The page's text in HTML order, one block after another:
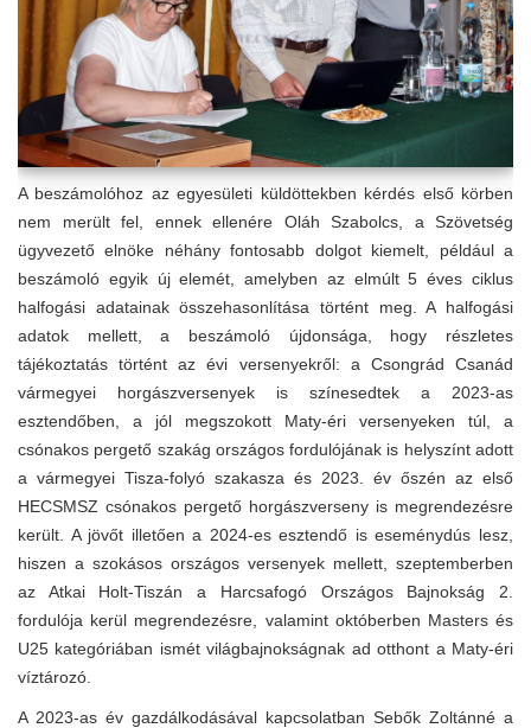
A beszámolóhoz az egyesületi küldöttekben kérdés első körben
nem merült fel, ennek ellenére Oláh Szabolcs, a Szövetség
ügyvezető elnöke néhány fontosabb dolgot kiemelt, például a
beszámoló egyik új elemét, amelyben az elmúlt 5 éves ciklus
halfogási adatainak összehasonlítása történt meg. A halfogási
adatok mellett, a beszámoló újdonsága, hogy részletes
tájékoztatás történt az évi versenyekről: a Csongrád Csanád
vármegyei horgászversenyek is színesedtek a 2023-as
esztendőben, a jól megszokott Maty-éri versenyeken túl, a
csónakos pergető szakág országos fordulójának is helyszínt adott
a vármegyei Tisza-folyó szakasza és 2023. év őszén az első
HECSMSZ csónakos pergető horgászverseny is megrendezésre
került. A jövőt illetően a 2024-es esztendő is eseménydús lesz,
hiszen a szokásos országos versenyek mellett, szeptemberben
az Atkai Holt-Tiszán a Harcsafogó Országos Bajnokság 2.
fordulója kerül megrendezésre, valamint októberben Masters és
U25 kategóriában ismét világbajnokságnak ad otthont a Maty-éri
víztározó.
A 2023-as év gazdálkodásával kapcsolatban Sebők Zoltánné a